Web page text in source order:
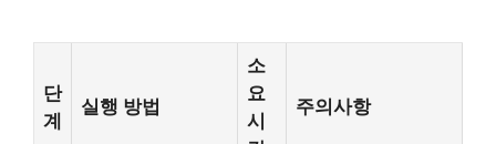
단
계
실행 방법
소
요
시
주의사항